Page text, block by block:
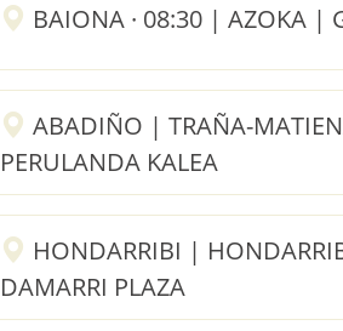
BAIONA · 08:30 | AZOKA |
ABADIÑO | TRAÑA-
PERULANDA KALEA
HONDARRIBI |
DAMARRI PLAZA